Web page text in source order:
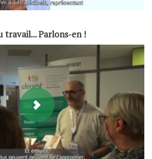
travail... Parlons-en !